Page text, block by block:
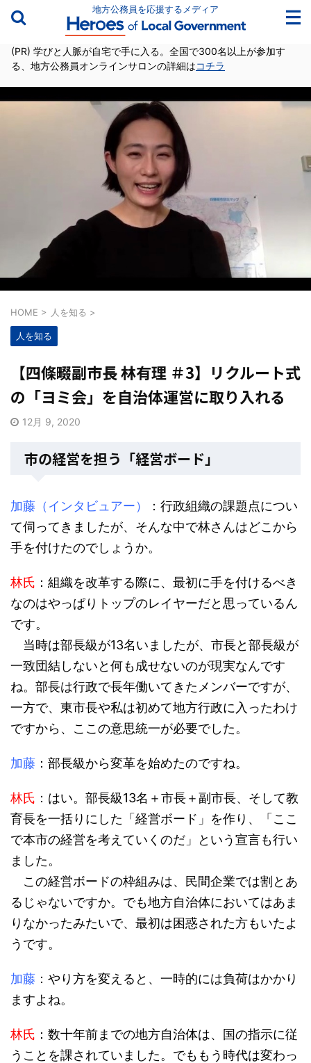
地方公務員を応援するメディア
(PR) 学びと人脈が自宅で手に入る。全国で300名以上が参加す
る、地方公務員オンラインサロンの詳細はコチラ
HOME > 人を知る >
人を知る
【四條畷副市長 林有理 ＃3】リクルート式
の「ヨミ会」を自治体運営に取り入れる
12月 9, 2020
市の経営を担う「経営ボード」
加藤（インタビュアー）
：行政組織の課題点につい
て伺ってきましたが、そんな中で林さんはどこから
手を付けたのでしょうか。
林氏 ：組織を改革する際に、最初に手を付けるべき
なのはやっぱりトップのレイヤーだと思っているん
です。
当時は部長級が13名いましたが、市長と部長級が
一致団結しないと何も成せないのが現実なんです
ね。部長は行政で長年働いてきたメンバーですが、
一方で、東市長や私は初めて地方行政に入ったわけ
ですから、ここの意思統一が必要でした。
加藤 ：部長級から変革を始めたのですね。
林氏 ：はい。部長級13名＋市長＋副市長、そして教
育長を一括りにした「経営ボード」を作り、「ここ
で本市の経営を考えていくのだ」という宣言も行い
ました。
この経営ボードの枠組みは、民間企業では割とあ
るじゃないですか。でも地方自治体においてはあま
りなかったみたいで、最初は困惑された方もいたよ
うです。
加藤 ：やり方を変えると、一時的には負荷はかかり
ますよね。
林氏 ：数十年前までの地方自治体は、国の指示に従
うことを課されていました。でももう時代は変わっ